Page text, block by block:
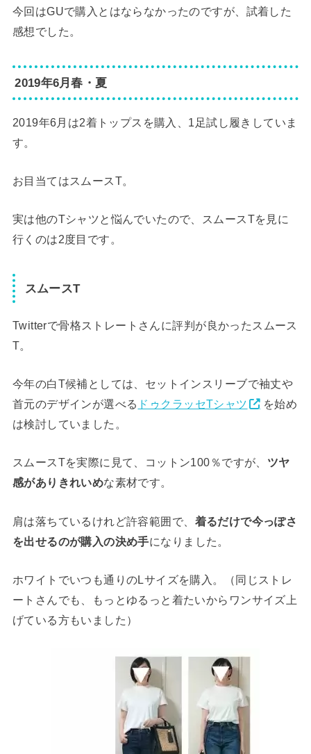
今回はGUで購入とはならなかったのですが、試着した
感想でした。
2019年6月春・夏
2019年6月は2着トップスを購入、1足試し履きしていま
す。
お目当てはスムースT。
実は他のTシャツと悩んでいたので、スムースTを見に
行くのは2度目です。
スムースT
Twitterで骨格ストレートさんに評判が良かったスムース
T。
今年の白T候補としては、セットインスリーブで袖丈や
首元のデザインが選べる ドゥクラッセTシャツ
を始め
は検討していました。
スムースTを実際に見て、コットン100％ですが、 ツヤ
感がありきれいめな素材です。
肩は落ちているけれど許容範囲で、 着るだけで今っぽさ
を出せるのが購入の決め手になりました。
ホワイトでいつも通りのLサイズを購入。（同じストレ
ートさんでも、もっとゆるっと着たいからワンサイズ上
げている方もいました）